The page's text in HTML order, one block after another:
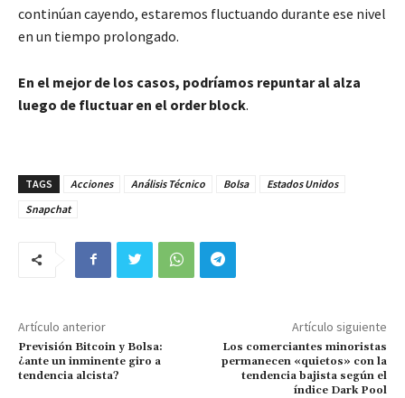
continúan cayendo, estaremos fluctuando durante ese nivel
en un tiempo prolongado.
En el mejor de los casos, podríamos repuntar al alza
luego de fluctuar en el order block.
TAGS Acciones Análisis Técnico Bolsa
Estados Unidos
Snapchat
Artículo anterior
Previsión Bitcoin y Bolsa:
¿ante un inminente giro a
tendencia alcista?
Artículo siguiente
Los comerciantes minoristas
permanecen «quietos» con la
tendencia bajista según el
índice Dark Pool